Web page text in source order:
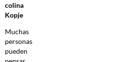
colina
Kopje
Muchas
personas
pueden